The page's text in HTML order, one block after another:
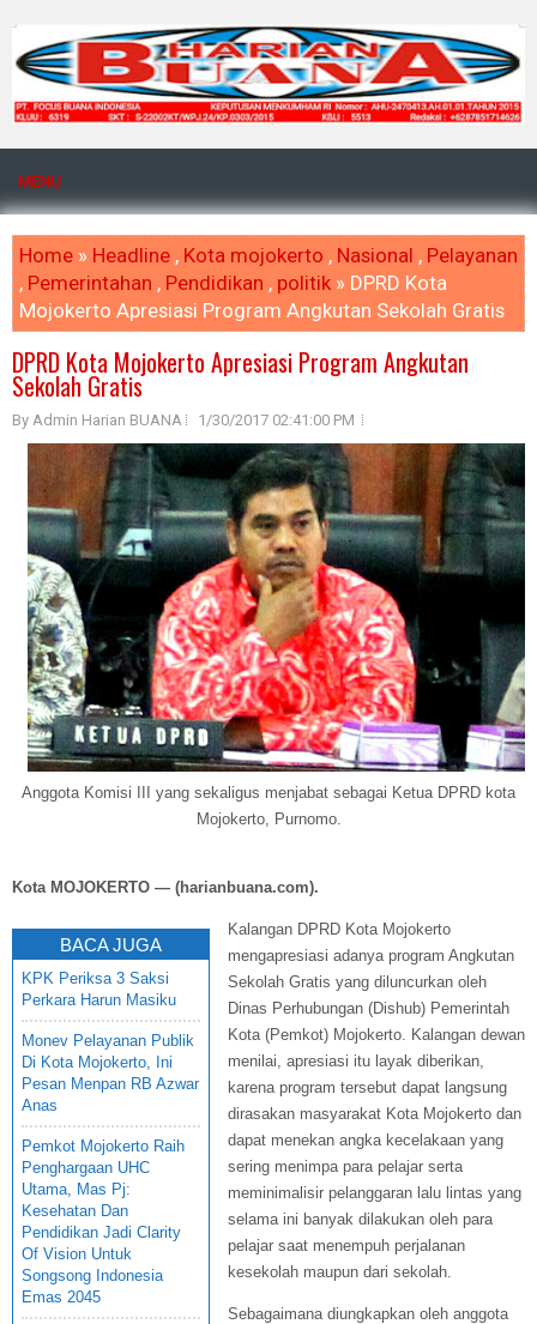
MENU
Home » Headline , Kota mojokerto , Nasional , Pelayanan
, Pemerintahan , Pendidikan , politik » DPRD Kota
Mojokerto Apresiasi Program Angkutan Sekolah Gratis
DPRD Kota Mojokerto Apresiasi Program Angkutan
Sekolah Gratis
By Admin Harian BUANA 1/30/2017 02:41:00 PM
Anggota Komisi III yang sekaligus menjabat sebagai Ketua DPRD kota
Mojokerto, Purnomo.
Kota MOJOKERTO — (harianbuana.com).
BACA JUGA
KPK Periksa 3 Saksi
Perkara Harun Masiku
Monev Pelayanan Publik
Di Kota Mojokerto, Ini
Pesan Menpan RB Azwar
Anas
Pemkot Mojokerto Raih
Penghargaan UHC
Utama, Mas Pj:
Kesehatan Dan
Pendidikan Jadi Clarity
Of Vision Untuk
Songsong Indonesia
Emas 2045
Kalangan DPRD Kota Mojokerto
mengapresiasi adanya program Angkutan
Sekolah Gratis yang diluncurkan oleh
Dinas Perhubungan (Dishub) Pemerintah
Kota (Pemkot) Mojokerto. Kalangan dewan
menilai, apresiasi itu layak diberikan,
karena program tersebut dapat langsung
dirasakan masyarakat Kota Mojokerto dan
dapat menekan angka kecelakaan yang
sering menimpa para pelajar serta
meminimalisir pelanggaran lalu lintas yang
selama ini banyak dilakukan oleh para
pelajar saat menempuh perjalanan
kesekolah maupun dari sekolah.
Sebagaimana diungkapkan oleh anggota